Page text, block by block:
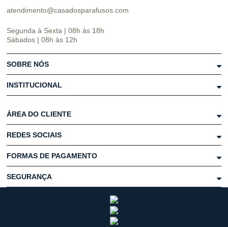
atendimento@casadosparafusos.com
Segunda à Sexta | 08h às 18h
Sábados | 08h às 12h
SOBRE NÓS
INSTITUCIONAL
ÁREA DO CLIENTE
REDES SOCIAIS
FORMAS DE PAGAMENTO
SEGURANÇA